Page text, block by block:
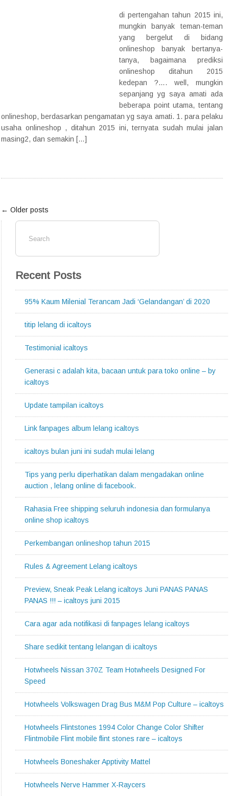
di pertengahan tahun 2015 ini,
mungkin banyak teman-teman
yang bergelut di bidang
onlineshop banyak bertanya-
tanya, bagaimana prediksi
onlineshop ditahun 2015
kedepan ?…. well, mungkin
sepanjang yg saya amati ada
beberapa point utama, tentang
onlineshop, berdasarkan pengamatan yg saya amati. 1. para pelaku
usaha onlineshop , ditahun 2015 ini, ternyata sudah mulai jalan
masing2, dan semakin […]
← Older posts
Recent Posts
95% Kaum Milenial Terancam Jadi ‘Gelandangan’ di 2020
titip lelang di icaltoys
Testimonial icaltoys
Generasi c adalah kita, bacaan untuk para toko online – by
icaltoys
Update tampilan icaltoys
Link fanpages album lelang icaltoys
icaltoys bulan juni ini sudah mulai lelang
Tips yang perlu diperhatikan dalam mengadakan online
auction , lelang online di facebook.
Rahasia Free shipping seluruh indonesia dan formulanya
online shop icaltoys
Perkembangan onlineshop tahun 2015
Rules & Agreement Lelang icaltoys
Preview, Sneak Peak Lelang icaltoys Juni PANAS PANAS
PANAS !!! – icaltoys juni 2015
Cara agar ada notifikasi di fanpages lelang icaltoys
Share sedikit tentang lelangan di icaltoys
Hotwheels Nissan 370Z Team Hotwheels Designed For
Speed
Hotwheels Volkswagen Drag Bus M&M Pop Culture – icaltoys
Hotwheels Flintstones 1994 Color Change Color Shifter
Flintmobile Flint mobile flint stones rare – icaltoys
Hotwheels Boneshaker Apptivity Mattel
Hotwheels Nerve Hammer X-Raycers